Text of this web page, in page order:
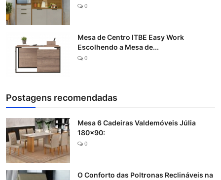
0
Mesa de Centro ITBE Easy Work
Escolhendo a Mesa de...
0
Postagens recomendadas
Mesa 6 Cadeiras Valdemóveis Júlia
180x90:
0
O Conforto das Poltronas Reclináveis na